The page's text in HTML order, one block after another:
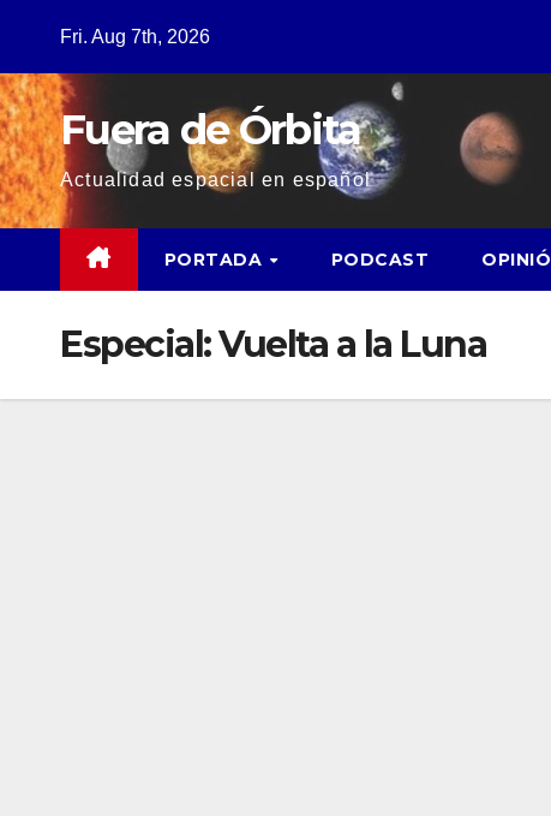
Fri. Aug 7th, 2026
Fuera de Órbita
Actualidad espacial en español
PORTADA PODCAST
Especial: Vuelta a la Luna